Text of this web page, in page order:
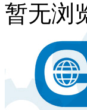
暂无浏